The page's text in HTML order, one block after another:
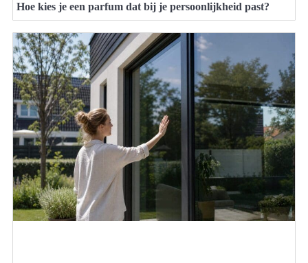
Hoe kies je een parfum dat bij je persoonlijkheid past?